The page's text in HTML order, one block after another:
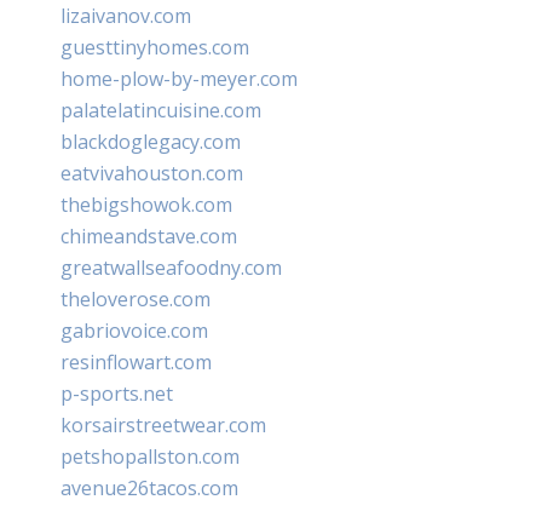
lizaivanov.com
guesttinyhomes.com
home-plow-by-meyer.com
palatelatincuisine.com
blackdoglegacy.com
eatvivahouston.com
thebigshowok.com
chimeandstave.com
greatwallseafoodny.com
theloverose.com
gabriovoice.com
resinflowart.com
p-sports.net
korsairstreetwear.com
petshopallston.com
avenue26tacos.com